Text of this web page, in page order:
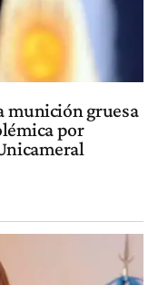
munición gruesa
por